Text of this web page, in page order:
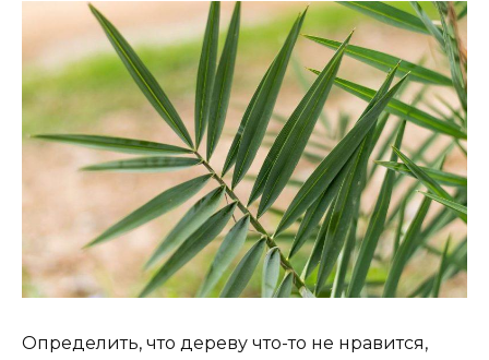
Определить, что дереву что-то не нравится,